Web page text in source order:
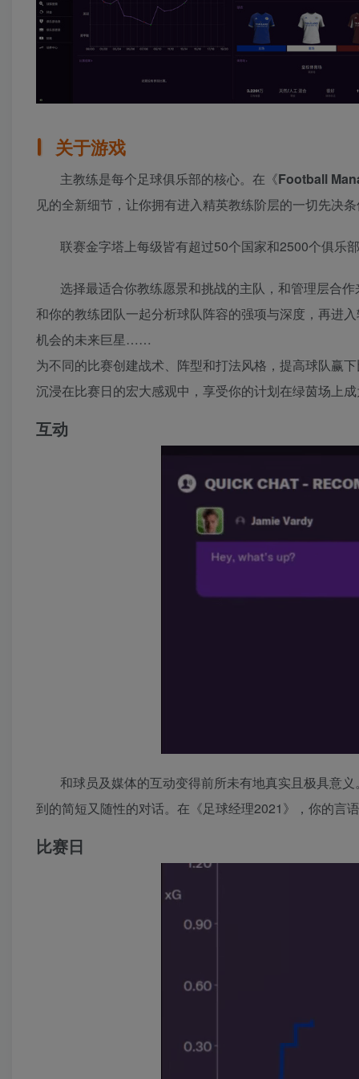
关于游戏
主教练是每个足球俱乐部的核心。在《Football
见的全新细节，让你拥有进入精英教练阶层的一切先决
联赛金字塔上每级皆有超过50个国家和2500个俱乐
选择最适合你教练愿景和挑战的主队，和管理层合
和你的教练团队一起分析球队阵容的强项与深度，再进
机会的未来巨星……
为不同的比赛创建战术、阵型和打法风格，提高球队赢
沉浸在比赛日的宏大感观中，享受你的计划在绿茵场上
互动
和球员及媒体的互动变得前所未有地真实且极具意
到的简短又随性的对话。在《足球经理2021》，你的言
比赛日